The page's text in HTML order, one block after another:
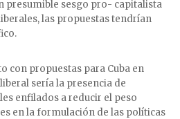
presumible sesgo pro- capitalista
las propuestas tendrían
con propuestas para Cuba en
sería la presencia de
enfilados a reducir el peso
en la formulación de las políticas